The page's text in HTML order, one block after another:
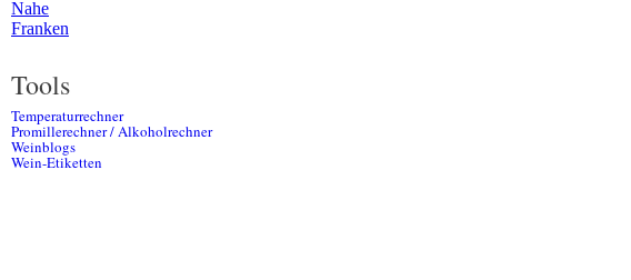
Nahe
Franken
Tools
Temperaturrechner
Promillerechner / Alkoholrechner
Weinblogs
Wein-Etiketten